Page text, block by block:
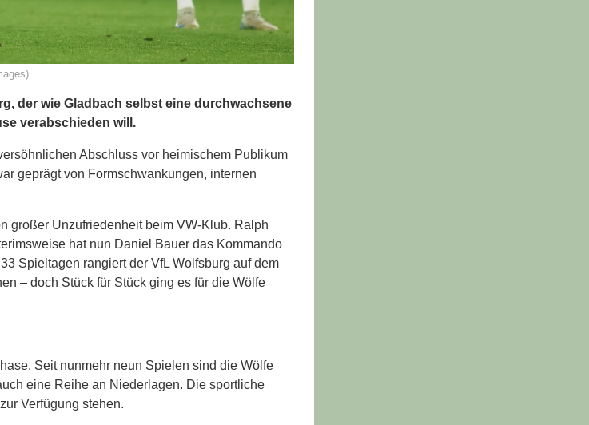
der wie Gladbach selbst eine durchwachsene
verabschieden will.
Abschluss vor heimischem Publikum
geprägt von Formschwankungen, internen
großer Unzufriedenheit beim VW-Klub. Ralph
hat nun Daniel Bauer das Kommando
Spieltagen rangiert der VfL Wolfsburg auf dem
– doch Stück für Stück ging es für die Wölfe
Seit nunmehr neun Spielen sind die Wölfe
eine Reihe an Niederlagen. Die sportliche
Verfügung stehen.